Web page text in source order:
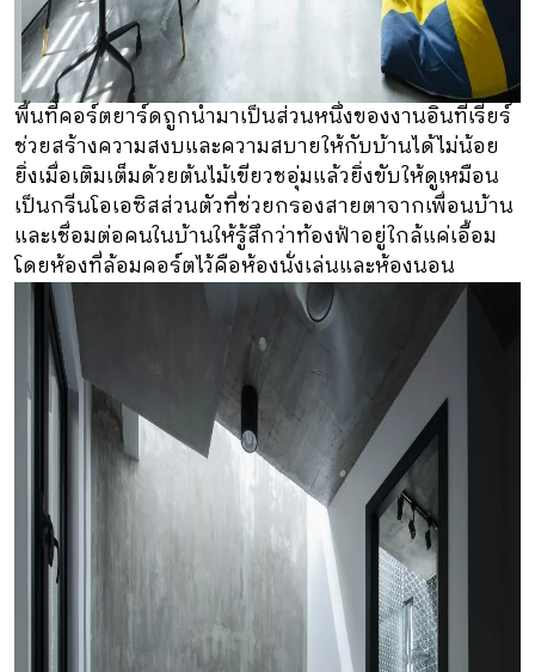
พื้นที่คอร์ตยาร์ดถูกนำมาเป็นส่วนหนึ่งของงานอินทีเรียร์
ช่วยสร้างความสงบและความสบายให้กับบ้านได้ไม่น้อย
ยิ่งเมื่อเติมเต็มด้วยต้นไม้เขียวชอุ่มแล้วยิ่งขับให้ดูเหมือน
เป็นกรีนโอเอซิสส่วนตัวที่ช่วยกรองสายตาจากเพื่อนบ้าน
และเชื่อมต่อคนในบ้านให้รู้สึกว่าท้องฟ้าอยู่ใกล้แค่เอื้อม
โดยห้องที่ล้อมคอร์ตไว้คือห้องนั่งเล่นและห้องนอน